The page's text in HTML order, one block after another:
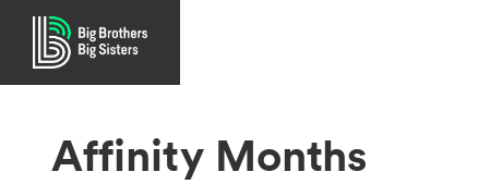
Affinity Months